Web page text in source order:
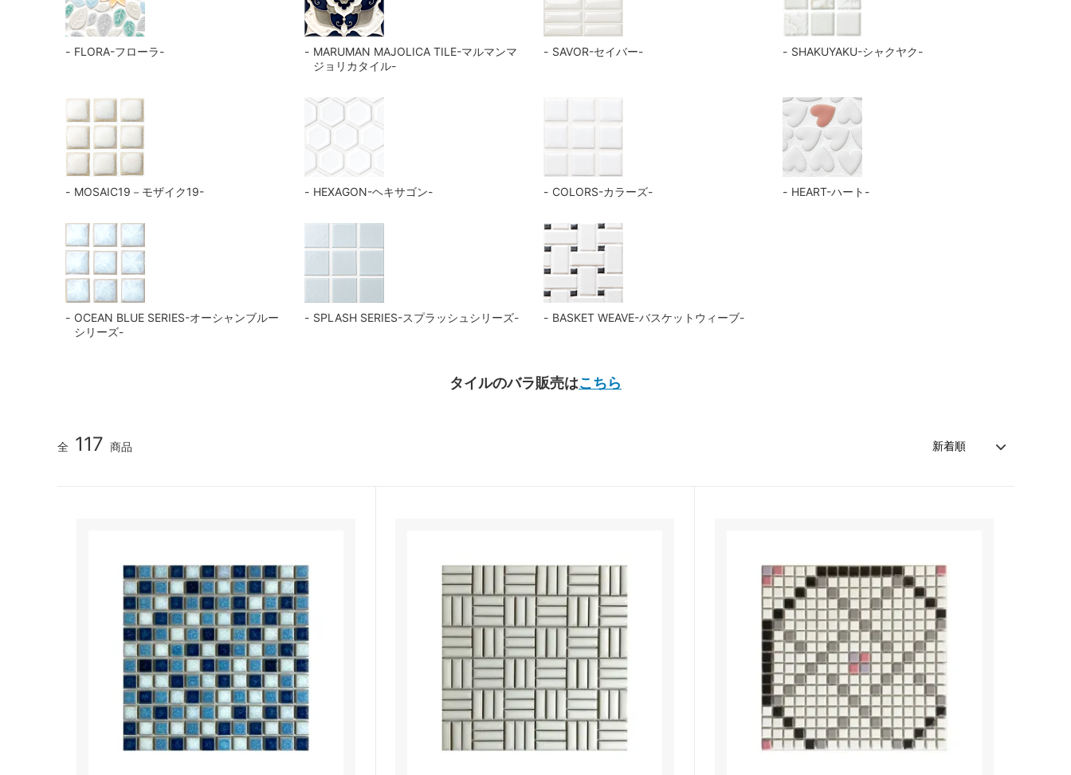
FLORA-フローラ-
MARUMAN MAJOLICA TILE-マルマンマ
ジョリカタイル-
SAVOR-セイバー- SHAKUYAKU-シャクヤク-
MOSAIC19－モザイク19- HEXAGON-ヘキサゴン- COLORS-カラーズ- HEART-ハート-
OCEAN BLUE SERIES-オーシャンブルー
シリーズ-
SPLASH SERIES-スプラッシュシリーズ- BASKET WEAVE-バスケットウィーブ-
タイルのバラ販売はこちら
全 117 商品